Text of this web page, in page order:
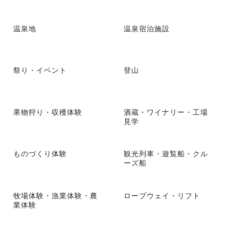
温泉地 温泉宿泊施設
祭り・イベント 登山
果物狩り・収穫体験
酒蔵・ワイナリー・工場
見学
ものづくり体験
観光列車・遊覧船・クル
ーズ船
牧場体験・漁業体験・農
業体験
ロープウェイ・リフト